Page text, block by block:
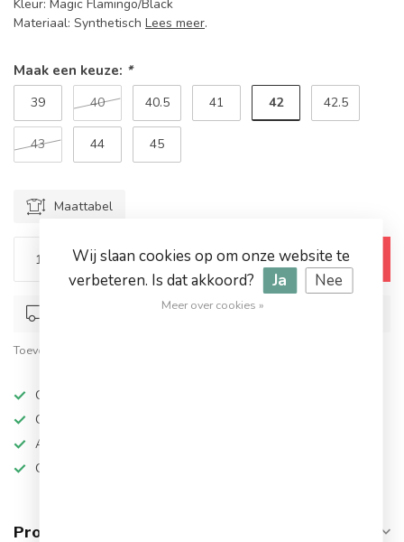
Kleur: Magic Flamingo/Black
Materiaal: Synthetisch Lees meer.
Maak een keuze: *
39 40 40.5 41 42 42.5
43 44 45
Maattabel
Toevoegen aan winkelwagen
Op werkdagen voor 17.00 besteld, dezelfde dag verstuurd
Toevoegen om te vergelijken
Op werkdagen besteld, dezelfde dag verzonden
Grote keuze in topmerken
Altijd hoge kortingen
Gratis verzending vanaf €94,95!
Productomschrijving
Wij slaan cookies op om onze website te
verbeteren. Is dat akkoord?
Ja Nee
Meer over cookies »